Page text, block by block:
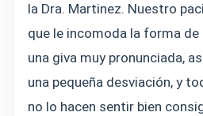
la Dra. Martinez. Nuestro
que le incomoda la forma de
una giva muy pronunciada,
una pequeña desviación, y
no lo hacen sentir bien